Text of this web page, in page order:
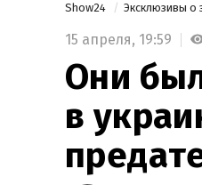
Show24 Эксклюзивы о
15 апреля, 19:59
Они
в